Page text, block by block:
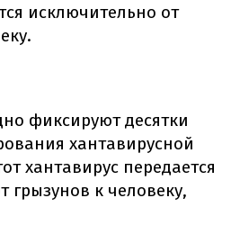
исключительно от
фиксируют десятки
хантавирусной
хантавирус передается
грызунов к человеку,